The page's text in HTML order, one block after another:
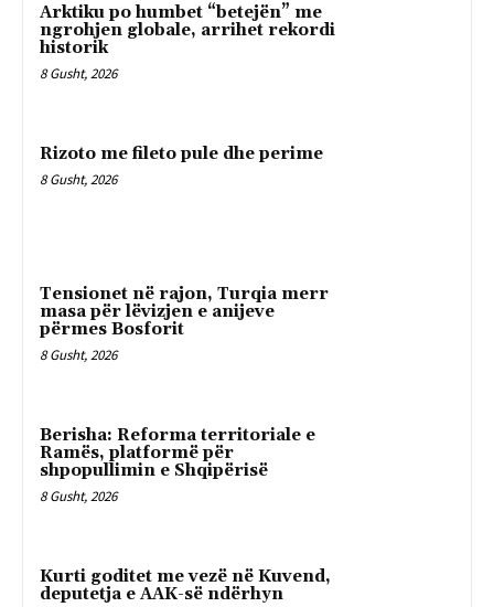
Arktiku po humbet “betejën” me
ngrohjen globale, arrihet rekordi
historik
8 Gusht, 2026
Rizoto me fileto pule dhe perime
8 Gusht, 2026
Tensionet në rajon, Turqia merr
masa për lëvizjen e anijeve
përmes Bosforit
8 Gusht, 2026
Berisha: Reforma territoriale e
Ramës, platformë për
shpopullimin e Shqipërisë
8 Gusht, 2026
Kurti goditet me vezë në Kuvend,
deputetja e AAK-së ndërhyn